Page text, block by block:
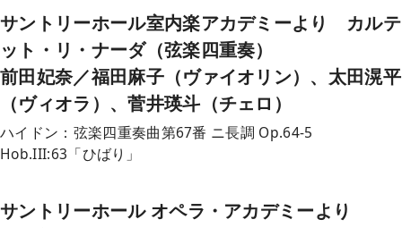
サントリーホール室内楽アカデミーより カルテ
ット・リ・ナーダ（弦楽四重奏）
前田妃奈／福田麻子（ヴァイオリン）、太田滉平
（ヴィオラ）、菅井瑛斗（チェロ）
ハイドン：弦楽四重奏曲第67番 ニ長調 Op.64-5
Hob.III:63「ひばり」
サントリーホール オペラ・アカデミーより